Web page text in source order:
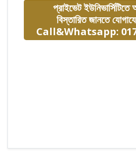
প্রাইভেট ইউনিভার্সিটিতে
বিস্তারিত জানতে
Call&Whatsapp: